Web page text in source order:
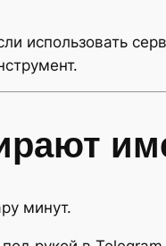
использовать
минут.